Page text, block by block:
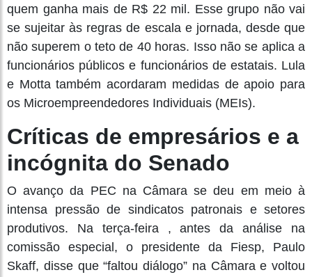
quem ganha mais de R$ 22 mil. Esse grupo não vai
se sujeitar às regras de escala e jornada, desde que
não superem o teto de 40 horas. Isso não se aplica a
funcionários públicos e funcionários de estatais. Lula
e Motta também acordaram medidas de apoio para
os Microempreendedores Individuais (MEIs).
Críticas de empresários e a
incógnita do Senado
O avanço da PEC na Câmara se deu em meio à
intensa pressão de sindicatos patronais e setores
produtivos. Na terça-feira , antes da análise na
comissão especial, o presidente da Fiesp, Paulo
Skaff, disse que “faltou diálogo” na Câmara e voltou